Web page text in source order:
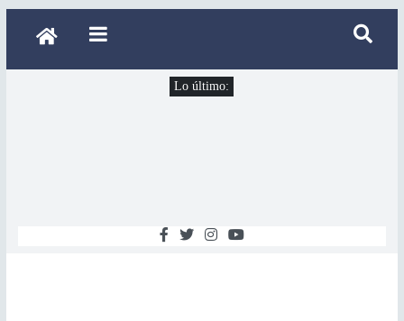
Lo último: